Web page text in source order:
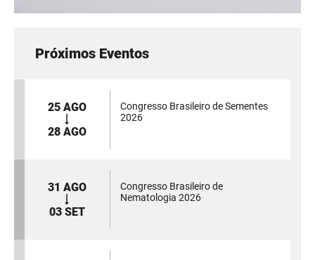
Próximos Eventos
25 AGO
28 AGO
Congresso Brasileiro de Sementes
2026
31 AGO
03 SET
Congresso Brasileiro de
Nematologia 2026